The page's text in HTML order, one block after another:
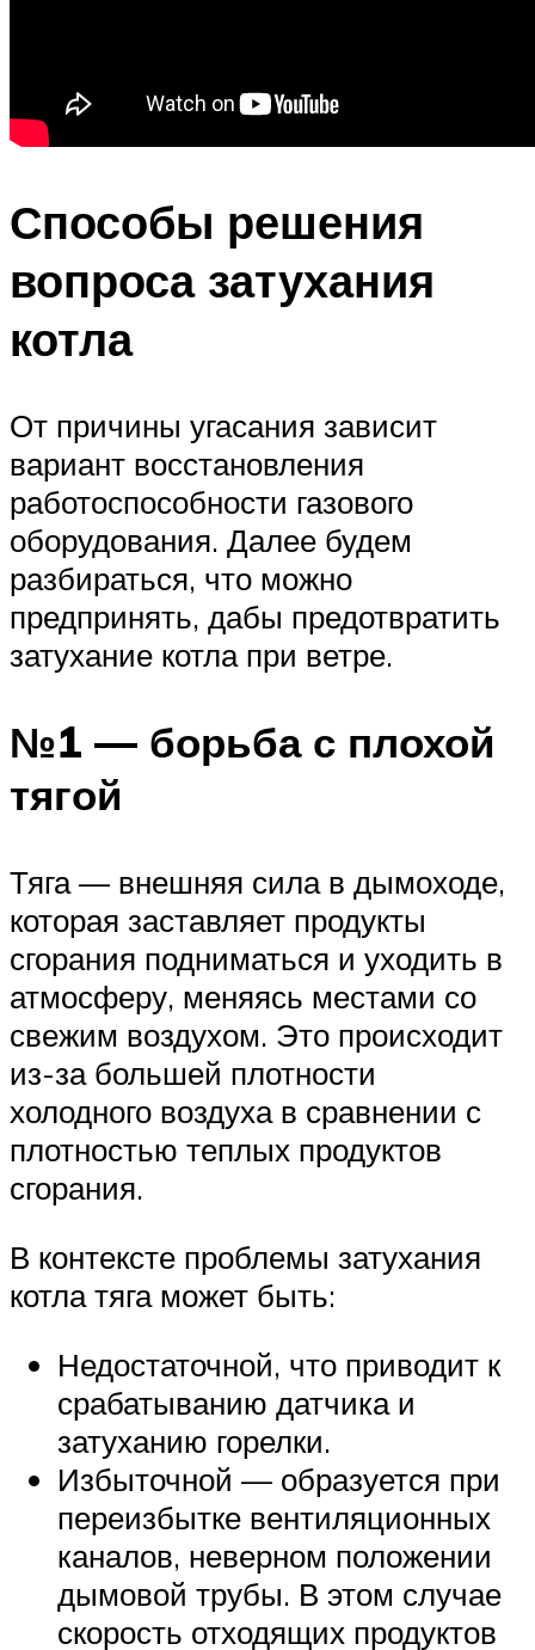
Способы решения
вопроса затухания
котла
От причины угасания зависит
вариант восстановления
работоспособности газового
оборудования. Далее будем
разбираться, что можно
предпринять, дабы предотвратить
затухание котла при ветре.
№1 — борьба с плохой
тягой
Тяга — внешняя сила в дымоходе,
которая заставляет продукты
сгорания подниматься и уходить в
атмосферу, меняясь местами со
свежим воздухом. Это происходит
из-за большей плотности
холодного воздуха в сравнении с
плотностью теплых продуктов
сгорания.
В контексте проблемы затухания
котла тяга может быть:
Недостаточной, что приводит к
срабатыванию датчика и
затуханию горелки.
Избыточной — образуется при
переизбытке вентиляционных
каналов, неверном положении
дымовой трубы. В этом случае
скорость отходящих продуктов